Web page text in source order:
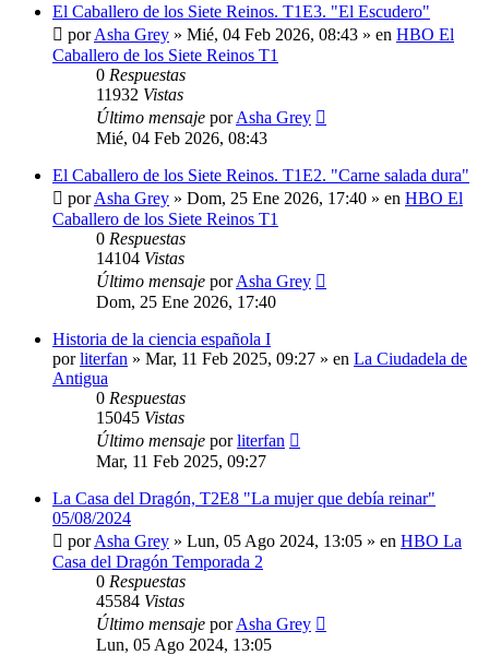
El Caballero de los Siete Reinos. T1E3. "El Escudero"
porAsha Grey » Mié, 04 Feb 2026, 08:43 » en HBO El
Caballero de los Siete Reinos T1
0 Respuestas
11932 Vistas
Último mensaje porAsha Grey
Mié, 04 Feb 2026, 08:43
El Caballero de los Siete Reinos. T1E2. "Carne salada dura"
porAsha Grey » Dom, 25 Ene 2026, 17:40 » en HBO El
Caballero de los Siete Reinos T1
0 Respuestas
14104 Vistas
Último mensaje porAsha Grey
Dom, 25 Ene 2026, 17:40
Historia de la ciencia española I
porliterfan » Mar, 11 Feb 2025, 09:27 » en La Ciudadela de
Antigua
0 Respuestas
15045 Vistas
Último mensaje porliterfan
Mar, 11 Feb 2025, 09:27
La Casa del Dragón, T2E8 "La mujer que debía reinar"
05/08/2024
porAsha Grey » Lun, 05 Ago 2024, 13:05 » en HBO La
Casa del Dragón Temporada 2
0 Respuestas
45584 Vistas
Último mensaje porAsha Grey
Lun, 05 Ago 2024, 13:05